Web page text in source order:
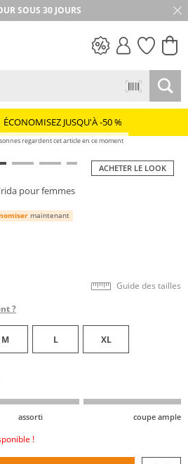
SOUS 30 JOURS
ÉCONOMISEZ JUSQU'À -50 %
ACHETER LE LOOK
regardent cet article en ce moment
pour femmes
maintenant
Guide des tailles
?
M L XL
assorti coupe ample
!